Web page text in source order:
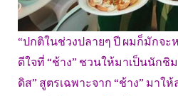
“ปกติในช่วงปลายๆ ปี ผมก็มักจ
ดีใจที่ “ช้าง” ชวนให้มาเป็นนักชิ
ดิส” สูตรเฉพาะจาก “ช้าง” มาใ